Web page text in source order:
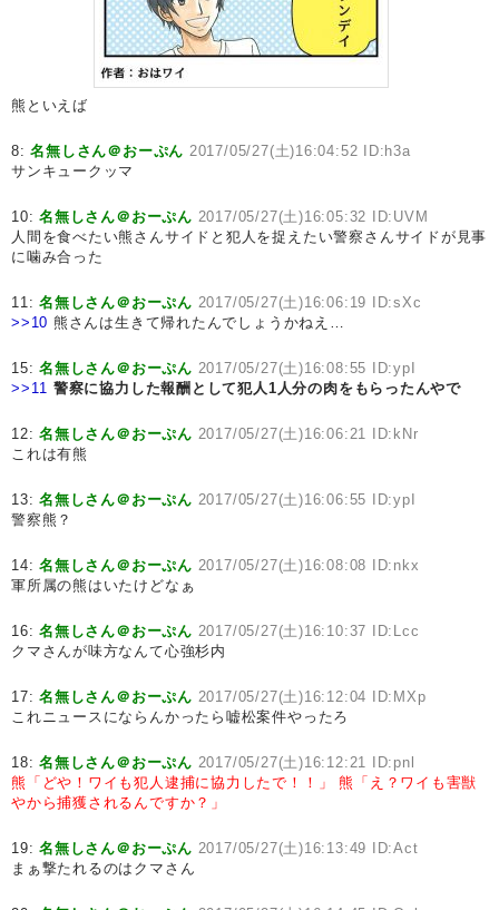
熊といえば
8:名無しさん＠おーぷん 2017/05/27(土)16:04:52 ID:h3a
サンキュークッマ
10:名無しさん＠おーぷん 2017/05/27(土)16:05:32 ID:UVM
人間を食べたい熊さんサイドと犯人を捉えたい警察さんサイドが見事
に噛み合った
11:名無しさん＠おーぷん 2017/05/27(土)16:06:19 ID:sXc
>>10 熊さんは生きて帰れたんでしょうかねえ…
15:名無しさん＠おーぷん 2017/05/27(土)16:08:55 ID:ypI
>>11 警察に協力した報酬として犯人1人分の肉をもらったんやで
12:名無しさん＠おーぷん 2017/05/27(土)16:06:21 ID:kNr
これは有熊
13:名無しさん＠おーぷん 2017/05/27(土)16:06:55 ID:ypI
警察熊？
14:名無しさん＠おーぷん 2017/05/27(土)16:08:08 ID:nkx
軍所属の熊はいたけどなぁ
16:名無しさん＠おーぷん 2017/05/27(土)16:10:37 ID:Lcc
クマさんが味方なんて心強杉内
17:名無しさん＠おーぷん 2017/05/27(土)16:12:04 ID:MXp
これニュースにならんかったら嘘松案件やったろ
18:名無しさん＠おーぷん 2017/05/27(土)16:12:21 ID:pnl
熊「どや！ワイも犯人逮捕に協力したで！！」
熊「え？ワイも害獣
やから捕獲されるんですか？」
19:名無しさん＠おーぷん 2017/05/27(土)16:13:49 ID:Act
まぁ撃たれるのはクマさん